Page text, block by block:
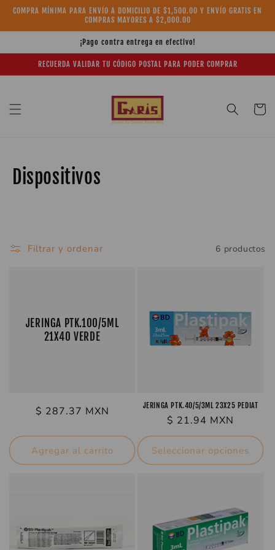
directamente
COMPRA MÍNIMA PARA ENVÍO A DOMICILIO DE $1,500.00 Y ENVÍO GRATIS EN
COMPRAS MAYORES A $2,000.00
¡Pago contra entrega en efectivo!
RECUERDA VALIDAR TU CÓDIGO POSTAL PARA PODER COMPRAR
Carrito
C
e
Dispositivos
Filtrar y ordenar 6 productos
JERINGA PTK.100/5ML
21X40 VERDE
Precio
$ 287.37 MXN
Agregar al carrito
JERINGA PTK.40/5/3ML 23X25 PEDIAT
Precio
habitual
$ 21.94 MXN
Seleccionar opciones